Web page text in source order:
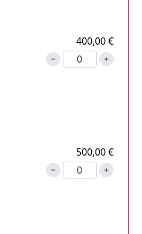
400,00 €
500,00 €